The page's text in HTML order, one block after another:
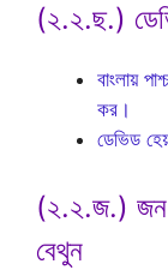
(২.২.ছ.)
বাংলায়
কর।
ডেভিড
(২.২.জ.) জন
বেথুন